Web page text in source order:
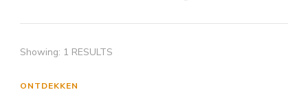
Showing: 1 RESULTS
ONTDEKKEN